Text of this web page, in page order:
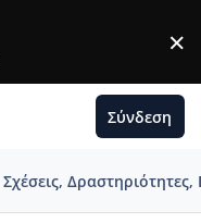
×
Σύνδεση
Σχέσεις,